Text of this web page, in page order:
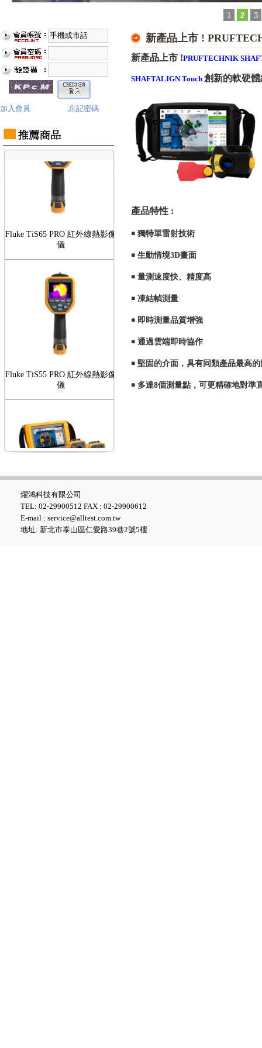
1 2 3
加入會員 忘記密碼
Fluke TiS75 PRO 紅外線熱影像
儀
儀
Fluke TiS55 PRO 紅外線熱影像
儀
FLUKE RotAlign Elite 雷射對
新產品上市 !
新產品上市 !PRUFTECHNIK
SHAFTALIGN Touch 創新的軟硬
產品特性 :
￭ 獨特單雷射技術
￭ 生動情境3D畫面
￭ 量測速度快、精度高
￭ 凍結幀測量
￭ 即時測量品質增強
￭ 通過雲端即時協作
￭ 堅固的介面，具有同類產品最高
￭ 多達8個測量點，可更精確地對準
燿鴻科技有限公司
TEL: 02-29900512 FAX : 02-29900612
E-mail : service@alltest.com.tw
地址: 新北市泰山區仁愛路39巷2號5樓